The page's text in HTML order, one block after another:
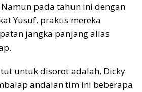
pada tahun ini dengan
Yusuf, praktis mereka
jangka panjang alias
untuk disorot adalah, Dicky
andalan tim ini beberapa